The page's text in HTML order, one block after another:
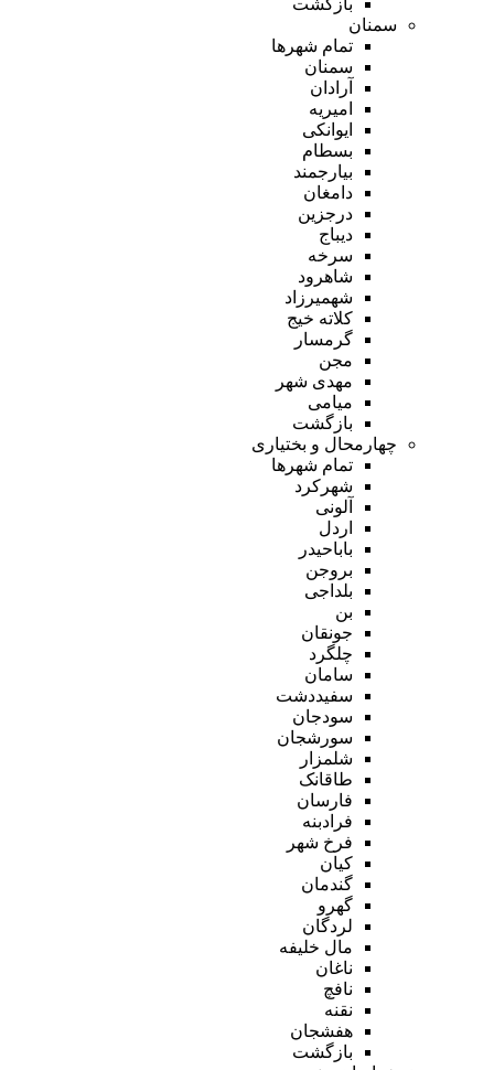
سمنان
تمام شهر‌ها
سمنان
آرادان
امیریه
ایوانکی
بسطام
بیارجمند
دامغان
درجزین
دیباج
سرخه
شاهرود
شهمیرزاد
کلاته خیج
گرمسار
مجن
مهدی شهر
میامی
بازگشت
چهارمحال و بختیاری
تمام شهر‌ها
شهرکرد
آلونی
اردل
باباحیدر
بروجن
بلداجی
بن
جونقان
چلگرد
سامان
سفیددشت
سودجان
سورشجان
شلمزار
طاقانک
فارسان
فرادبنه
فرخ شهر
کیان
گندمان
گهرو
لردگان
مال خلیفه
ناغان
نافچ
نقنه
هفشجان
بازگشت